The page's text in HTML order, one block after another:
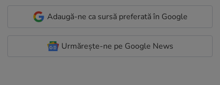
Adaugă-ne ca sursă preferată în Google
Urmărește-ne pe Google News